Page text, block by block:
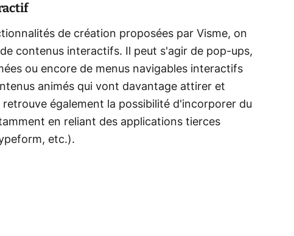
de création proposées par Visme, on
contenus interactifs. Il peut s'agir de pop-ups,
ou encore de menus navigables interactifs
animés qui vont davantage attirer et
également la possibilité d'incorporer du
en reliant des applications tierces
etc.).